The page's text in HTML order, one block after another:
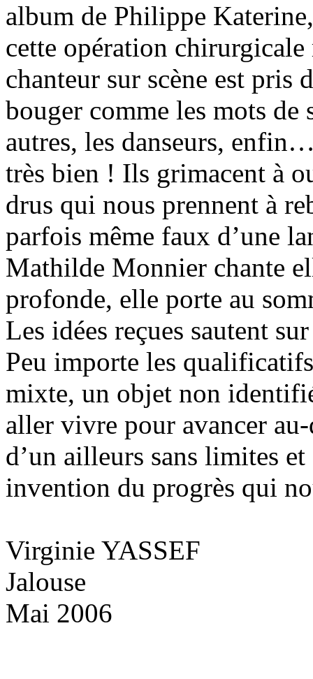
album de Philippe
cette opération
chanteur sur scène est pris
bouger comme les mots de
autres, les danseurs,
très bien ! Ils grimacent à
drus qui nous prennent à
parfois même faux d’une
Mathilde Monnier chante
profonde, elle porte au
Les idées reçues sautent
Peu importe les
mixte, un objet non
aller vivre pour avancer
d’un ailleurs sans limites
invention du progrès qui
Virginie YASSEF
Jalouse
Mai 2006